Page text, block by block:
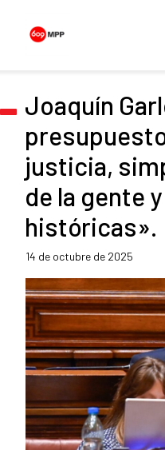
Joaquín
justicia,
de la gente
históricas».
14 de octubre de 2025